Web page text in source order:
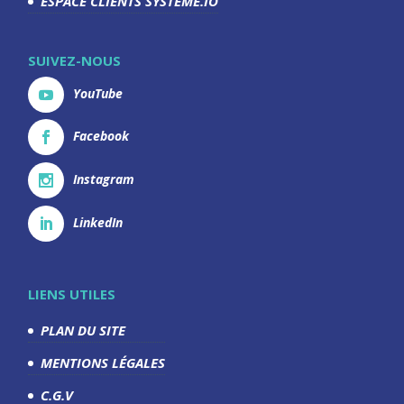
SUIVEZ-NOUS
YouTube
Facebook
Instagram
LinkedIn
LIENS UTILES
PLAN DU SITE
MENTIONS LÉGALES
C.G.V